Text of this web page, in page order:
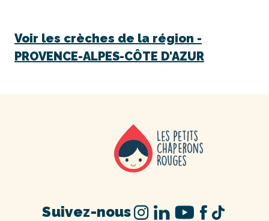
Voir les crèches de la région -
PROVENCE-ALPES-CÔTE D'AZUR
Suivez-nous